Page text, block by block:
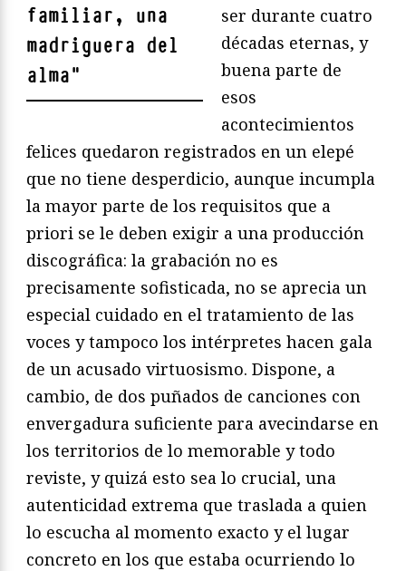
familiar, una
madriguera del
alma"
ser durante cuatro
décadas eternas, y
buena parte de
esos
acontecimientos
felices quedaron registrados en un elepé
que no tiene desperdicio, aunque incumpla
la mayor parte de los requisitos que a
priori se le deben exigir a una producción
discográfica: la grabación no es
precisamente sofisticada, no se aprecia un
especial cuidado en el tratamiento de las
voces y tampoco los intérpretes hacen gala
de un acusado virtuosismo. Dispone, a
cambio, de dos puñados de canciones con
envergadura suficiente para avecindarse en
los territorios de lo memorable y todo
reviste, y quizá esto sea lo crucial, una
autenticidad extrema que traslada a quien
lo escucha al momento exacto y el lugar
concreto en los que estaba ocurriendo lo